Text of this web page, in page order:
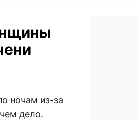
ночам из-за
дело.